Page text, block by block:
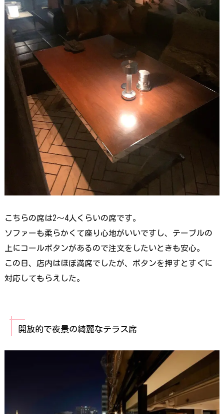
こちらの席は2～4人くらいの席です。
ソファーも柔らかくて座り心地がいいですし、テーブルの
上にコールボタンがあるので注文をしたいときも安心。
この日、店内はほぼ満席でしたが、ボタンを押すとすぐに
対応してもらえした。
開放的で夜景の綺麗なテラス席